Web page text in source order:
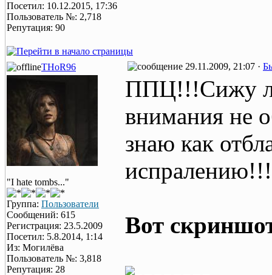
Посетил: 10.12.2015, 17:36
Пользователь №: 2,718
Репутация: 90
THoR96 29.11.2009, 21:07 ·
"I hate tombs..."
Группа: Пользователи
Сообщений: 615
Регистрация: 23.5.2009
Посетил: 5.8.2014, 1:14
Из: Могилёва
Пользователь №: 3,818
Репутация: 28
ППЦ!!!Сижу
внимания не
знаю как
Вот